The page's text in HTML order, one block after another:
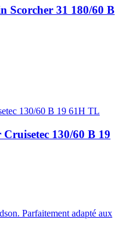
Scorcher 31 180/60 B
130/60 B 19
Parfaitement adapté aux